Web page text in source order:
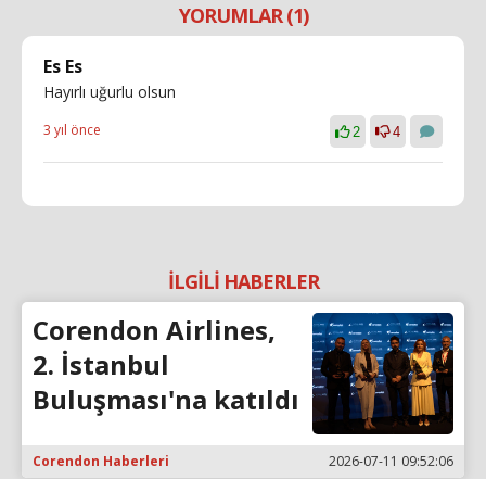
YORUMLAR (1)
Es Es
Hayırlı uğurlu olsun
3 yıl önce 2 4
İLGİLİ HABERLER
Corendon Airlines,
2. İstanbul
Buluşması'na katıldı
Corendon Haberleri 2026-07-11 09:52:06